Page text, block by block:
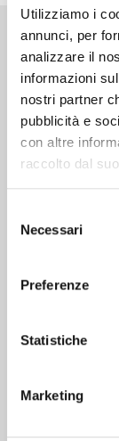
Utilizziamo i
annunci, per
analizzare il
informazioni
nostri partner
pubblicità e
con altre
raccolto dal
delNecessari
Preferenze
Statistiche
Marketing
Altri